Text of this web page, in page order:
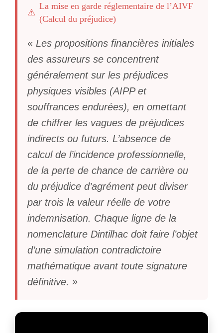
⚠️
La mise en garde réglementaire de l’AIVF
(Calcul du préjudice)
« Les propositions financières initiales
des assureurs se concentrent
généralement sur les préjudices
physiques visibles (AIPP et
souffrances endurées), en omettant
de chiffrer les vagues de préjudices
indirects ou futurs. L’absence de
calcul de l’incidence professionnelle,
de la perte de chance de carrière ou
du préjudice d’agrément peut diviser
par trois la valeur réelle de votre
indemnisation. Chaque ligne de la
nomenclature Dintilhac doit faire l’objet
d’une simulation contradictoire
mathématique avant toute signature
définitive. »